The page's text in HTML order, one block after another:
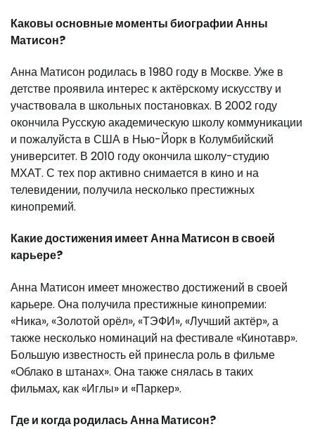
Каковы основные моменты биографии Анны
Матисон?
Анна Матисон родилась в 1980 году в Москве. Уже в
детстве проявила интерес к актёрскому искусству и
участвовала в школьных постановках. В 2002 году
окончила Русскую академическую школу коммуникации
и пожалуйста в США в Нью-Йорк в Колумбийский
университет. В 2010 году окончила школу-студию
МХАТ. С тех пор активно снимается в кино и на
телевидении, получила несколько престижных
кинопремий.
Какие достижения имеет Анна Матисон в своей
карьере?
Анна Матисон имеет множество достижений в своей
карьере. Она получила престижные кинопремии:
«Ника», «Золотой орёл», «ТЭФИ», «Лучший актёр», а
также несколько номинаций на фестивале «Кинотавр».
Большую известность ей принесла роль в фильме
«Облако в штанах». Она также снялась в таких
фильмах, как «Иглы» и «Паркер».
Где и когда родилась Анна Матисон?